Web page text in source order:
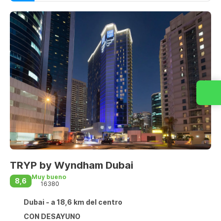
TRYP by Wyndham Dubai
8,6
Muy bueno
16380
Dubai - a 18,6 km del centro
CON DESAYUNO